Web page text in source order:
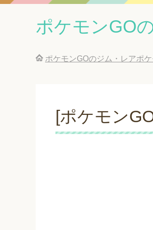
ポケモンGO
ポケモンGOのジム・レアポ
[ポケモン